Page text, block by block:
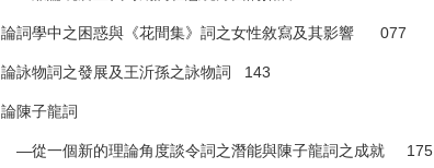
論詞學中之困惑與《花間集》詞之女性敘寫及其影響 077
論詠物詞之發展及王沂孫之詠物詞 143
論陳子龍詞
—從一個新的理論角度談令詞之潛能與陳子龍詞之成就 175